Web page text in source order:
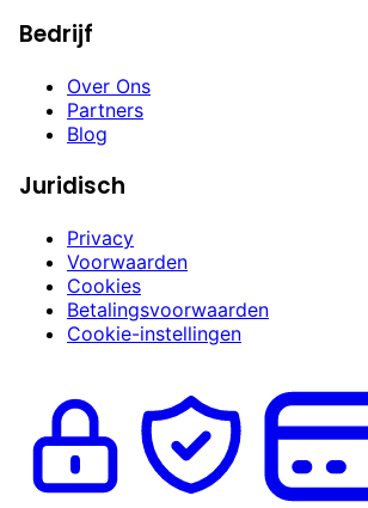
Bedrijf
Over Ons
Partners
Blog
Juridisch
Privacy
Voorwaarden
Cookies
Betalingsvoorwaarden
Cookie-instellingen